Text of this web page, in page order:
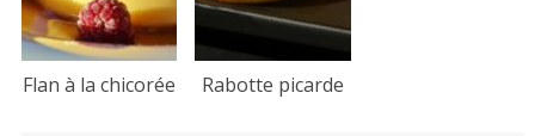
Flan à la chicorée Rabotte picarde